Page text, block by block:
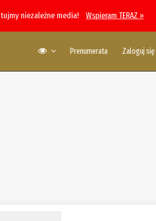
niezależne media! Wspieram TERAZ »
Prenumerata Zaloguj się